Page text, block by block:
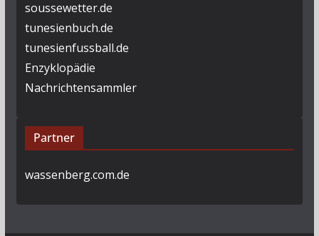
soussewetter.de
tunesienbuch.de
tunesienfussball.de
Enzyklopädie
Nachrichtensammler
Partner
wassenberg.com.de